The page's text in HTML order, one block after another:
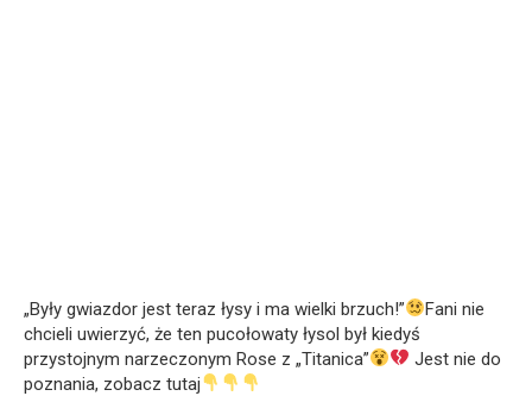
„Były gwiazdor jest teraz łysy i ma wielki brzuch!”
Fani nie
chcieli uwierzyć, że ten pucołowaty łysol był kiedyś
przystojnym narzeczonym Rose z „Titanica”
Jest nie do
poznania, zobacz tutaj